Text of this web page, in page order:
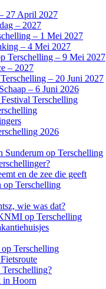
27 April 2027
– 2027
– 1 Mei 2027
– 4 Mei 2027
Terschelling – 9 Mei 2027
– 2027
– 20 Juni 2027
– 6 Juni 2026
Terschelling
2026
Sunderum op Terschelling
en de zee die geeft
op Terschelling
wie was dat?
op Terschelling
Terschelling
Terschelling?
in Hoorn